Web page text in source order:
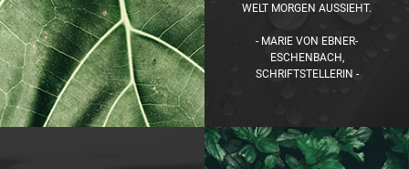
WELT MORGEN AUSSIEHT.
- MARIE VON EBNER-
ESCHENBACH,
SCHRIFTSTELLERIN -